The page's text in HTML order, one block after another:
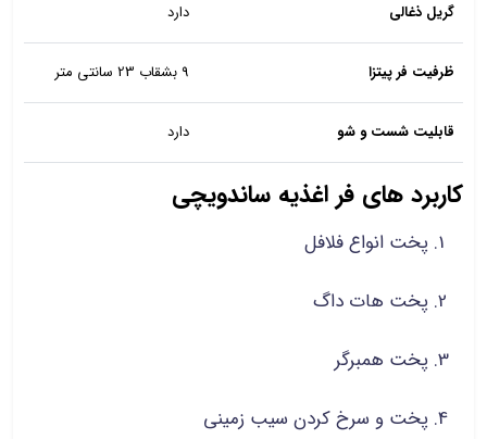
گریل ذغالی دارد
ظرفیت فر پیتزا 9 بشقاب 23 سانتی متر
قابلیت شست و شو دارد
کاربرد های فر اغذیه ساندویچی
پخت انواع فلافل
پخت هات داگ
پخت همبرگر
پخت و سرخ کردن سیب زمینی